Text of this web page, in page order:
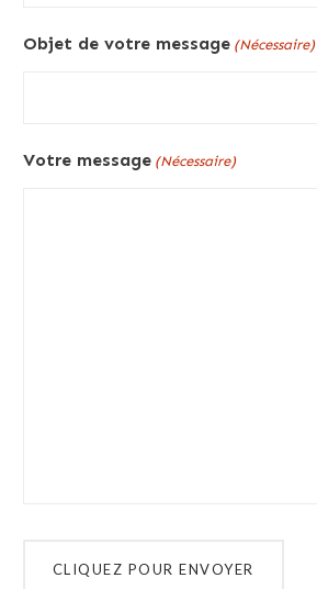
Objet de votre message (Nécessaire)
Votre message (Nécessaire)